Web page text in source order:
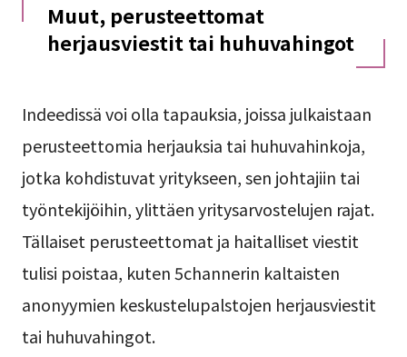
Muut, perusteettomat
herjausviestit tai huhuvahingot
Indeedissä voi olla tapauksia, joissa julkaistaan
perusteettomia herjauksia tai huhuvahinkoja,
jotka kohdistuvat yritykseen, sen johtajiin tai
työntekijöihin, ylittäen yritysarvostelujen rajat.
Tällaiset perusteettomat ja haitalliset viestit
tulisi poistaa, kuten 5channerin kaltaisten
anonyymien keskustelupalstojen herjausviestit
tai huhuvahingot.